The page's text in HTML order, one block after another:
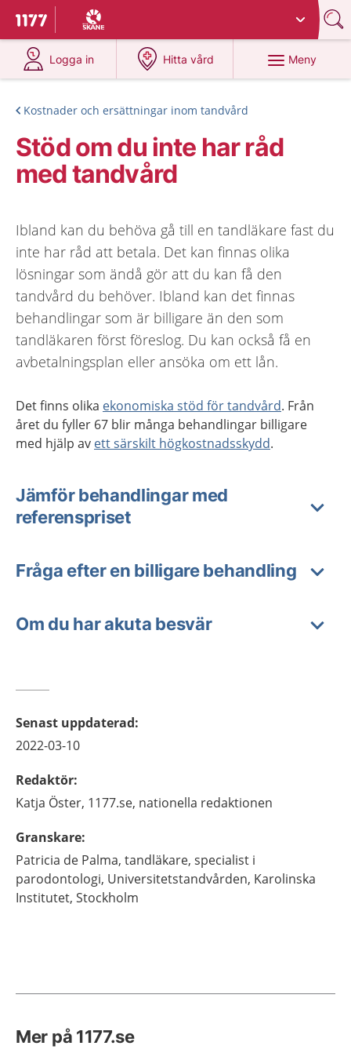
Till startsidan för 1177
Du har valt region
Logga in
på 1177.se
Hitta vård
på 1177.se
Meny
Kostnader och ersättningar inom tandvård
Stöd om du inte har råd
med tandvård
Ibland kan du behöva gå till en tandläkare fast du
inte har råd att betala. Det kan finnas olika
lösningar som ändå gör att du kan få den
tandvård du behöver. Ibland kan det finnas
behandlingar som är billigare än den som
tandläkaren först föreslog. Du kan också få en
avbetalningsplan eller ansöka om ett lån.
Det finns olika ekonomiska stöd för tandvård. Från
året du fyller 67 blir många behandlingar billigare
med hjälp av ett särskilt högkostnadsskydd.
Jämför behandlingar med
referenspriset
Fråga efter en billigare behandling
Om du har akuta besvär
Senast uppdaterad:
2022-03-10
Redaktör:
Katja Öster, 1177.se, nationella redaktionen
Granskare:
Patricia de Palma, tandläkare, specialist i
parodontologi, Universitetstandvården, Karolinska
Institutet, Stockholm
Mer på 1177.se